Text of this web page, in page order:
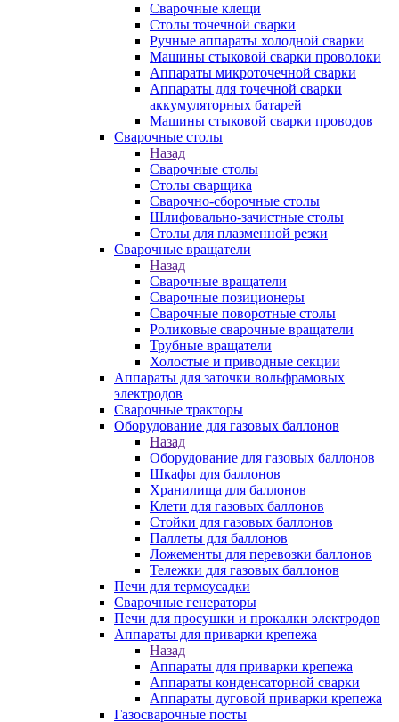
Сварочные клещи
Столы точечной сварки
Ручные аппараты холодной сварки
Машины стыковой сварки проволоки
Аппараты микроточечной сварки
Аппараты для точечной сварки
аккумуляторных батарей
Машины стыковой сварки проводов
Сварочные столы
Назад
Сварочные столы
Столы сварщика
Сварочно-сборочные столы
Шлифовально-зачистные столы
Столы для плазменной резки
Сварочные вращатели
Назад
Сварочные вращатели
Сварочные позиционеры
Сварочные поворотные столы
Роликовые сварочные вращатели
Трубные вращатели
Холостые и приводные секции
Аппараты для заточки вольфрамовых
электродов
Сварочные тракторы
Оборудование для газовых баллонов
Назад
Оборудование для газовых баллонов
Шкафы для баллонов
Хранилища для баллонов
Клети для газовых баллонов
Стойки для газовых баллонов
Паллеты для баллонов
Ложементы для перевозки баллонов
Тележки для газовых баллонов
Печи для термоусадки
Сварочные генераторы
Печи для просушки и прокалки электродов
Аппараты для приварки крепежа
Назад
Аппараты для приварки крепежа
Аппараты конденсаторной сварки
Аппараты дуговой приварки крепежа
Газосварочные посты